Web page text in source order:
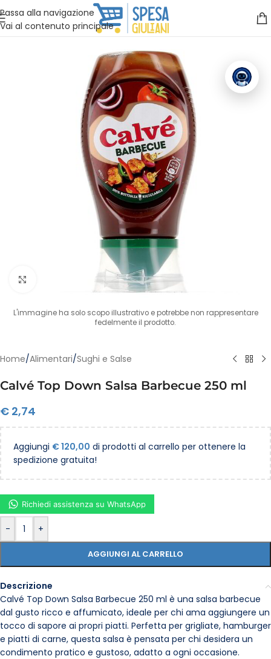
Passa alla navigazione
Vai al contenuto principale
Vuoi assistenza?Clicca qui e ti richiamiamo noi
Clicca per ingrandire
L'immagine ha solo scopo illustrativo e potrebbe non rappresentare
fedelmente il prodotto.
Home/Alimentari/Sughi e Salse
Calvé Top Down Salsa Barbecue 250 ml
€ 2,74
Aggiungi €120,00 di prodotti al carrello per ottenere la
spedizione gratuita!
- +
AGGIUNGI AL CARRELLO
Richiedi assistenza su WhatsApp
Descrizione
Calvé Top Down Salsa Barbecue 250 ml è una salsa barbecue
dal gusto ricco e affumicato, ideale per chi ama aggiungere un
tocco di sapore ai propri piatti. Perfetta per grigliate, hamburger
e piatti di carne, questa salsa è pensata per chi desidera un
condimento pratico e gustoso, adatto a ogni occasione.